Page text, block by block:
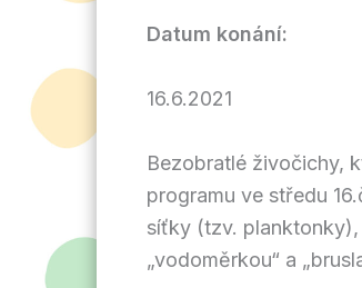
Datum konání:
16.6.2021
Bezobratlé živočichy,
programu ve středu
síťky (tzv.
„vodoměrkou“ a